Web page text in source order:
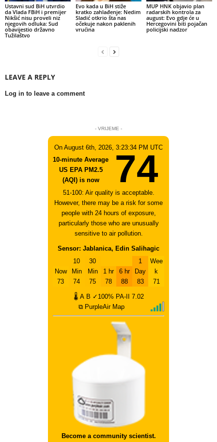
Ustavni sud BiH utvrdio
da Vlada FBiH i premijer
Nikšić nisu proveli niz
njegovih odluka: Sud
obavijestio državno
Tužilaštvo
Evo kada u BiH stiže
kratko zahlađenje: Nedim
Sladić otkrio šta nas
očekuje nakon paklenih
vrućina
MUP HNK objavio plan
radarskih kontrola za
august: Evo gdje će u
Hercegovini biti pojačan
policijski nadzor
LEAVE A REPLY
Log in to leave a comment
- VRIJEME -
On August 6th, 2026, 3:23:34 PM UTC
10-minute Average
US EPA PM2.5
(AQI) is now
74
51-100: Air quality is acceptable.
However, there may be a risk for some
people with 24 hours of exposure,
particularly those who are unusually
sensitive to air pollution.
Sensor: Jablanica, Edin Salihagic
Now
73
10
Min
74
30
Min
75
1 hr
78
6 hr
88
1
Day
83
Wee
k
71
🌡 A B ✓100% PA-II
7.02
⧉ PurpleAir Map
Become a community scientist.